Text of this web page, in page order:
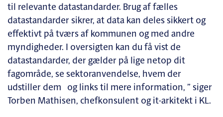
til relevante datastandarder. Brug af fælles
datastandarder sikrer, at data kan deles sikkert og
effektivt på tværs af kommunen og med andre
myndigheder. I oversigten kan du få vist de
datastandarder, der gælder på lige netop dit
fagområde, se sektoranvendelse, hvem der
udstiller dem og links til mere information, ” siger
Torben Mathisen, chefkonsulent og it-arkitekt i KL.